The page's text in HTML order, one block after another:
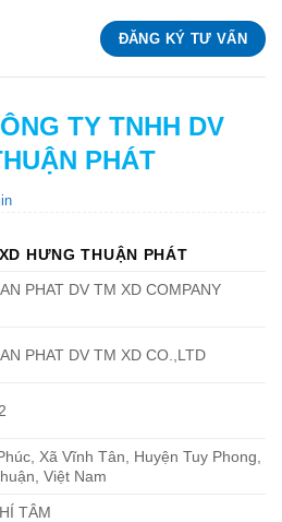
ĐĂNG KÝ TƯ VẤN
TY TNHH DV
PHÁT
HƯNG THUẬN PHÁT
PHAT DV TM XD COMPANY
PHAT DV TM XD CO.,LTD
Xã Vĩnh Tân, Huyện Tuy Phong,
Việt Nam
TÂM